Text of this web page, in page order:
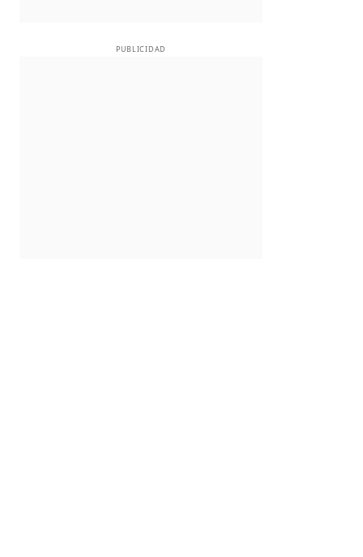
PUBLICIDAD